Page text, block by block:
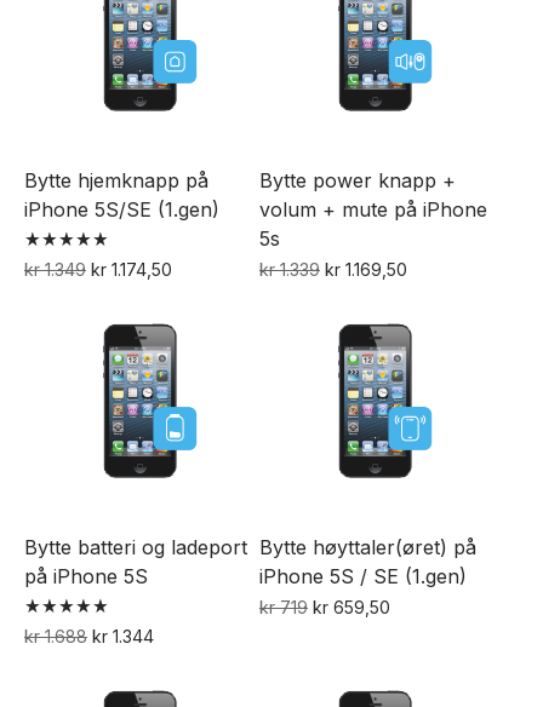
Bytte hjemknapp på
iPhone 5S/SE (1.gen)
Vurdert
5.00
kr1.349 Opprinnelig
var:
kr 1.349.
kr 1.174,50 Nåværende
er:
kr 1.174,50.
Bytte power knapp +
volum + mute på iPhone
5s
kr1.339 Opprinnelig
var:
kr 1.339.
kr 1.169,50
er:
kr 1.169,50.
Bytte batteri og ladeport
på iPhone 5S
Vurdert
5.00
kr1.688 Opprinnelig
var:
kr 1.344Nåværende
er:
Bytte høyttaler(øret) på
iPhone 5S / SE (1.gen)
kr719 Opprinnelig
kr 719.
kr 659,50
kr 659,50.